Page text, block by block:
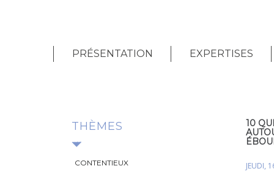
PRÉSENTATION EXPERTISES
THÈMES
CONTENTIEUX
10
JEUDI,